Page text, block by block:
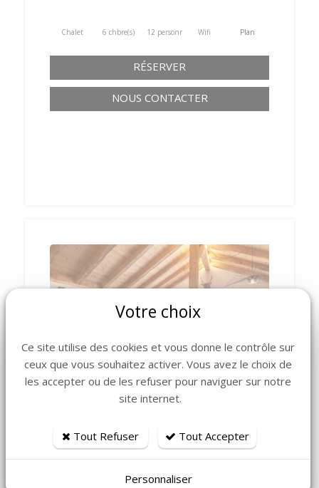
Chalet 6 chbre(s) 12 personne(s) Wifi Plan
RÉSERVER
NOUS CONTACTER
MONTRIOND - K-TERRA 4 :
CHALET MODERNE POUR 8
AVEC JACUZZI
Votre choix
Ce site utilise des cookies et vous donne le contrôle sur
ceux que vous souhaitez activer. Vous avez le choix de
les accepter ou de les refuser pour naviguer sur notre
site internet.
Tout Refuser Tout Accepter
Personnaliser